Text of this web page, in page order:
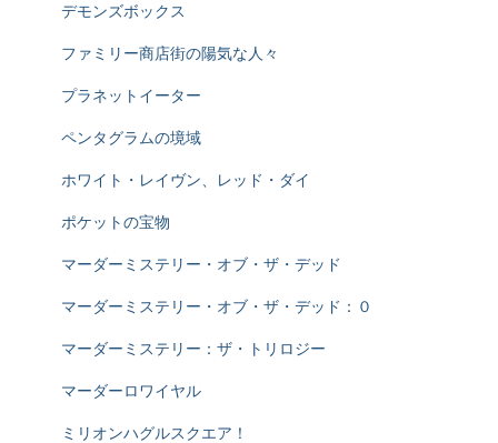
デモンズボックス
ファミリー商店街の陽気な人々
プラネットイーター
ペンタグラムの境域
ホワイト・レイヴン、レッド・ダイ
ポケットの宝物
マーダーミステリー・オブ・ザ・デッド
マーダーミステリー・オブ・ザ・デッド：０
マーダーミステリー：ザ・トリロジー
マーダーロワイヤル
ミリオンハグルスクエア！